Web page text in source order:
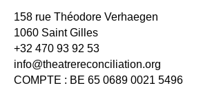
158 rue Théodore Verhaegen
1060 Saint Gilles
+32 470 93 92 53
info@theatrereconciliation.org
COMPTE : BE 65 0689 0021 5496